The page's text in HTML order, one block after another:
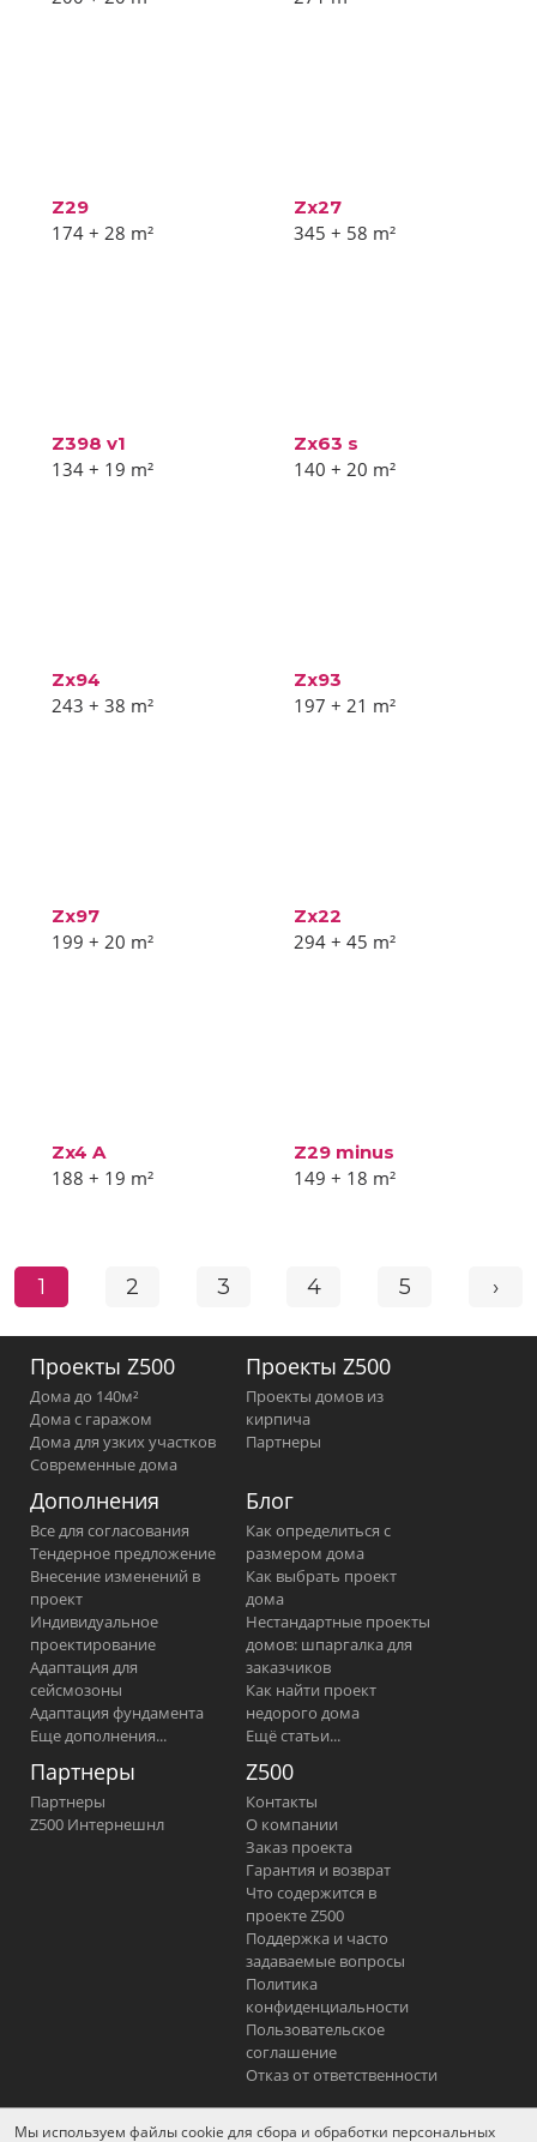
Z29
174 + 28 m²
Zx27
345 + 58 m²
Z398 v1
134 + 19 m²
Zx63 s
140 + 20 m²
Zx94
243 + 38 m²
Zx93
197 + 21 m²
Zx97
199 + 20 m²
Zx22
294 + 45 m²
Zx4 A
188 + 19 m²
Z29 minus
149 + 18 m²
1 2 3 4 5 ›
Проекты Z500
Дома до 140м²
Дома с гаражом
Дома для узких участков
Современные дома
Проекты Z500
Проекты домов из
кирпича
Партнеры
Дополнения
Все для согласования
Тендерное предложение
Внесение изменений в
проект
Индивидуальное
проектирование
Адаптация для
сейсмозоны
Адаптация фундамента
Еще дополнения...
Блог
Как определиться с
размером дома
Как выбрать проект
дома
Нестандартные проекты
домов: шпаргалка для
заказчиков
Как найти проект
недорого дома
Ещё статьи...
Партнеры
Партнеры
Z500 Интернешнл
Z500
Контакты
О компании
Заказ проекта
Гарантия и возврат
Что содержится в
проекте Z500
Поддержка и часто
задаваемые вопросы
Политика
конфиденциальности
Пользовательское
соглашение
Отказ от ответственности
Мы используем файлы cookie для сбора и обработки персональных